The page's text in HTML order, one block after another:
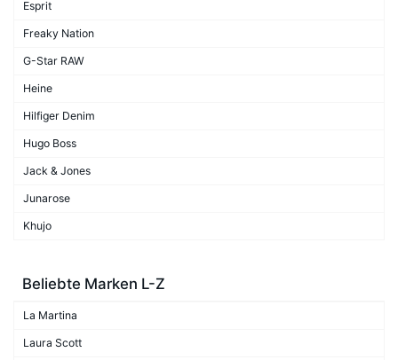
Esprit
Freaky Nation
G-Star RAW
Heine
Hilfiger Denim
Hugo Boss
Jack & Jones
Junarose
Khujo
Beliebte Marken L-Z
La Martina
Laura Scott